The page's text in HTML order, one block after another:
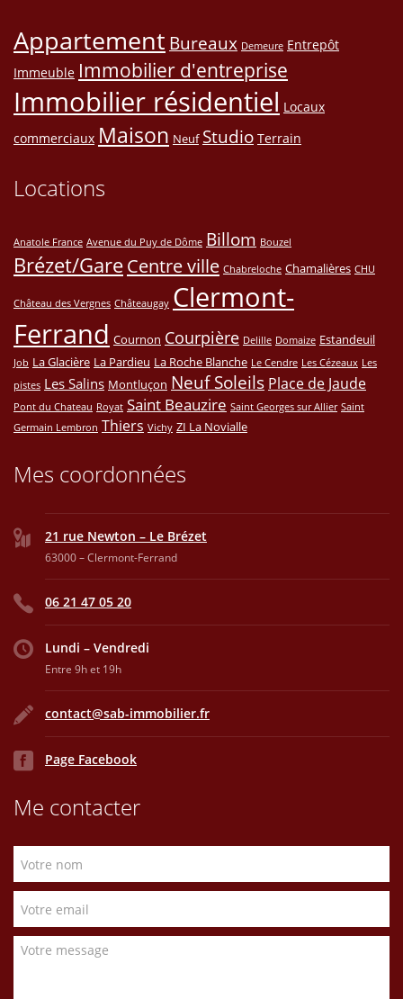
Appartement Bureaux Demeure Entrepôt
Immeuble Immobilier d'entreprise
Immobilier résidentiel Locaux
commerciaux Maison Neuf Studio Terrain
Locations
Anatole France Avenue du Puy de Dôme Billom Bouzel
Brézet/GareCentre ville Chabreloche Chamalières CHU
Château des Vergnes Châteaugay Clermont-
Ferrand Cournon Courpière Delille Domaize Estandeuil
Job La Glacière La Pardieu La Roche Blanche Le Cendre Les Cézeaux Les
pistes Les Salins Montluçon Neuf Soleils Place de Jaude
Pont du Chateau Royat Saint Beauzire Saint Georges sur Allier Saint
Germain Lembron Thiers Vichy ZI La Novialle
Mes coordonnées
21 rue Newton – Le Brézet
63000 – Clermont-Ferrand
06 21 47 05 20
Lundi – Vendredi
Entre 9h et 19h
contact@sab-immobilier.fr
Page Facebook
Me contacter